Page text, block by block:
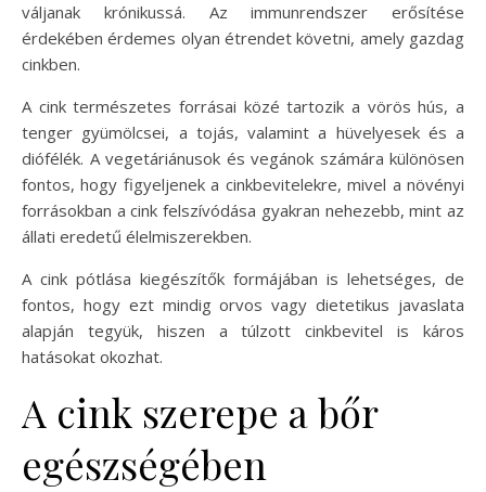
váljanak krónikussá. Az immunrendszer erősítése
érdekében érdemes olyan étrendet követni, amely gazdag
cinkben.
A cink természetes forrásai közé tartozik a vörös hús, a
tenger gyümölcsei, a tojás, valamint a hüvelyesek és a
diófélék. A vegetáriánusok és vegánok számára különösen
fontos, hogy figyeljenek a cinkbevitelekre, mivel a növényi
forrásokban a cink felszívódása gyakran nehezebb, mint az
állati eredetű élelmiszerekben.
A cink pótlása kiegészítők formájában is lehetséges, de
fontos, hogy ezt mindig orvos vagy dietetikus javaslata
alapján tegyük, hiszen a túlzott cinkbevitel is káros
hatásokat okozhat.
A cink szerepe a bőr
egészségében